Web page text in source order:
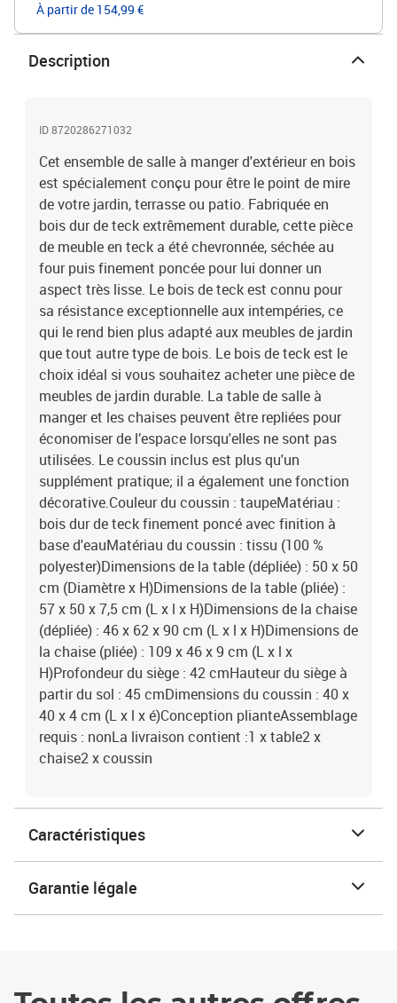
À partir de 154,99 €
Description
ID 8720286271032
Cet ensemble de salle à manger d'extérieur en bois
est spécialement conçu pour être le point de mire
de votre jardin, terrasse ou patio. Fabriquée en
bois dur de teck extrêmement durable, cette pièce
de meuble en teck a été chevronnée, séchée au
four puis finement poncée pour lui donner un
aspect très lisse. Le bois de teck est connu pour
sa résistance exceptionnelle aux intempéries, ce
qui le rend bien plus adapté aux meubles de jardin
que tout autre type de bois. Le bois de teck est le
choix idéal si vous souhaitez acheter une pièce de
meubles de jardin durable. La table de salle à
manger et les chaises peuvent être repliées pour
économiser de l’espace lorsqu'elles ne sont pas
utilisées. Le coussin inclus est plus qu'un
supplément pratique; il a également une fonction
décorative.Couleur du coussin : taupeMatériau :
bois dur de teck finement poncé avec finition à
base d'eauMatériau du coussin : tissu (100 %
polyester)Dimensions de la table (dépliée) : 50 x 50
cm (Diamètre x H)Dimensions de la table (pliée) :
57 x 50 x 7,5 cm (L x l x H)Dimensions de la chaise
(dépliée) : 46 x 62 x 90 cm (L x l x H)Dimensions de
la chaise (pliée) : 109 x 46 x 9 cm (L x l x
H)Profondeur du siège : 42 cmHauteur du siège à
partir du sol : 45 cmDimensions du coussin : 40 x
40 x 4 cm (L x l x é)Conception plianteAssemblage
requis : nonLa livraison contient :1 x table2 x
chaise2 x coussin
Caractéristiques
Garantie légale